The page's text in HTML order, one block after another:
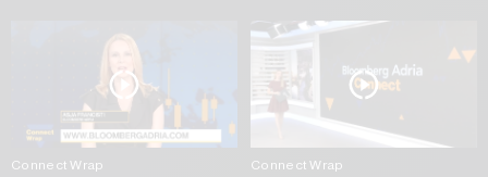
Connect Wrap Connect Wrap